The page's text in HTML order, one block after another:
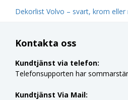
Dekorlist Volvo – svart, krom eller
Kontakta oss
Kundtjänst via telefon:
Telefonsupporten har
Kundtjänst Via Mail: